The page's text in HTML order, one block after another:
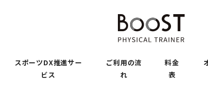
スポーツDX推進サー
ビス
ご利用の流
れ
料金
表